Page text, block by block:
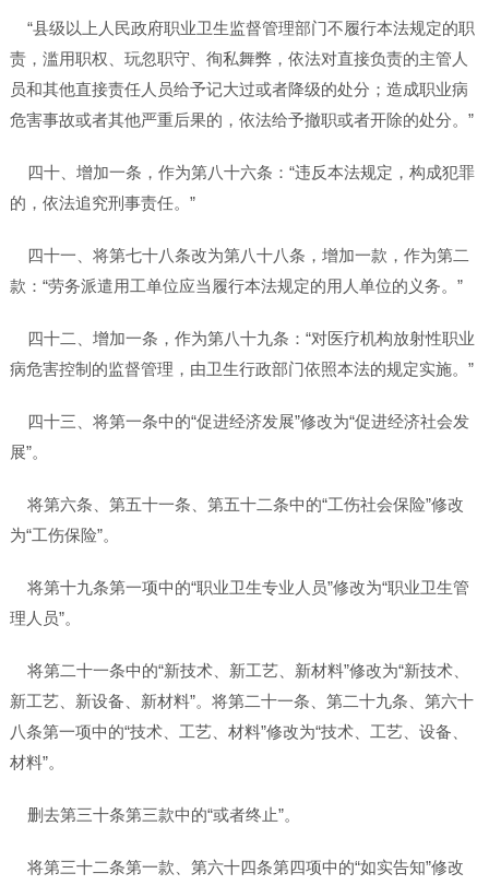
“县级以上人民政府职业卫生监督管理部门不履行本法规定的职
责，滥用职权、玩忽职守、徇私舞弊，依法对直接负责的主管人
员和其他直接责任人员给予记大过或者降级的处分；造成职业病
危害事故或者其他严重后果的，依法给予撤职或者开除的处分。”
四十、增加一条，作为第八十六条：“违反本法规定，构成犯罪
的，依法追究刑事责任。”
四十一、将第七十八条改为第八十八条，增加一款，作为第二
款：“劳务派遣用工单位应当履行本法规定的用人单位的义务。”
四十二、增加一条，作为第八十九条：“对医疗机构放射性职业
病危害控制的监督管理，由卫生行政部门依照本法的规定实施。”
四十三、将第一条中的“促进经济发展”修改为“促进经济社会发
展”。
将第六条、第五十一条、第五十二条中的“工伤社会保险”修改
为“工伤保险”。
将第十九条第一项中的“职业卫生专业人员”修改为“职业卫生管
理人员”。
将第二十一条中的“新技术、新工艺、新材料”修改为“新技术、
新工艺、新设备、新材料”。将第二十一条、第二十九条、第六十
八条第一项中的“技术、工艺、材料”修改为“技术、工艺、设备、
材料”。
删去第三十条第三款中的“或者终止”。
将第三十二条第一款、第六十四条第四项中的“如实告知”修改